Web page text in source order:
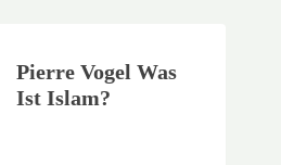
Pierre Vogel Was
Ist Islam?